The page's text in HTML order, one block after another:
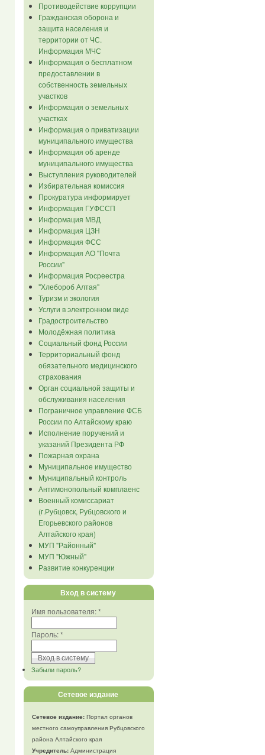
Противодействие коррупции
Гражданская оборона и
защита населения и
территории от ЧС.
Информация МЧС
Информация о бесплатном
предоставлении в
собственность земельных
участков
Информация о земельных
участках
Информация о приватизации
муниципального имущества
Информация об аренде
муниципального имущества
Выступления руководителей
Избирательная комиссия
Прокуратура информирует
Информация ГУФССП
Информация МВД
Информация ЦЗН
Информация ФСС
Информация АО "Почта
России"
Информация Росреестра
"Хлебороб Алтая"
Туризм и экология
Услуги в электронном виде
Градостроительство
Молодёжная политика
Социальный фонд России
Территориальный фонд
обязательного медицинского
страхования
Орган социальной защиты и
обслуживания населения
Пограничное управление ФСБ
России по Алтайскому краю
Исполнение поручений и
указаний Президента РФ
Пожарная охрана
Муниципальное имущество
Муниципальный контроль
Антимонопольный комплаенс
Военный комиссариат
(г.Рубцовск, Рубцовского и
Егорьевского районов
Алтайского края)
МУП "Районный"
МУП "Южный"
Развитие конкуренции
Вход в систему
Имя пользователя:*
Пароль:*
Забыли пароль?
Сетевое издание
Сетевое издание:Портал органов
местного самоуправления Рубцовского
района Алтайского края
Учредитель:Администрация